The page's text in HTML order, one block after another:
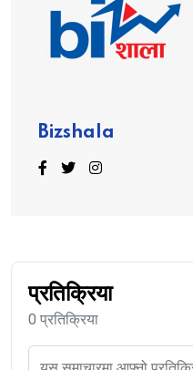
Bizshala
प्रतिक्रिया
0 प्रतिक्रिया